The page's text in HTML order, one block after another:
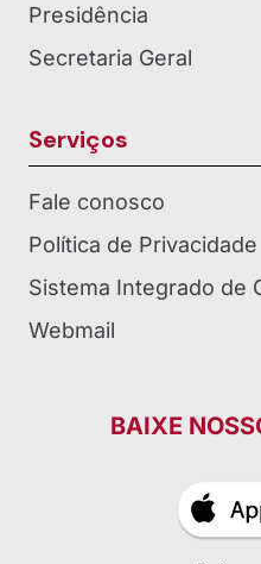
Presidência
Secretaria Geral
Serviços
Fale conosco
Política de Privacidade
Sistema Integrado de
Webmail
BAIXE